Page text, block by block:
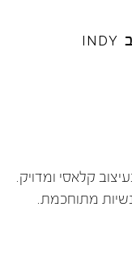
INDY
קלאסי ומדויק.
מתוחכמת.